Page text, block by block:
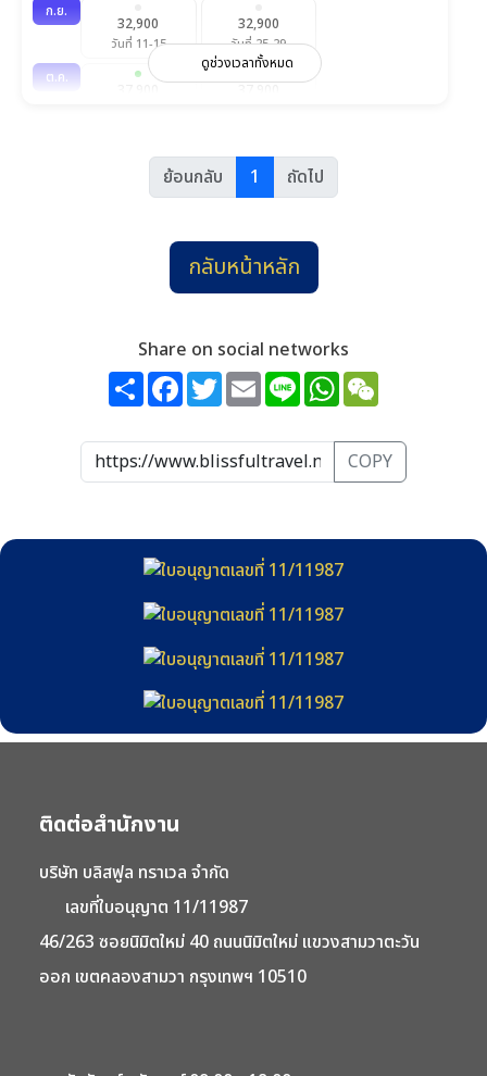
ก.ย.
32,900
วันที่ 11-15
32,900
วันที่ 25-29
ต.ค.
ดูช่วงเวลาทั้งหมด
ย้อนกลับ 1 ถัดไป
กลับหน้าหลัก
Share on social networks
ShareFacebook
TwitterEmailLine WhatsApp
COPY
ติดต่อสำนักงาน
บริษัท บลิสฟูล ทราเวล จำกัด
เลขที่ใบอนุญาต 11/11987
46/263 ซอยนิมิตใหม่ 40 ถนนนิมิตใหม่ แขวงสามวาตะวัน
ออก เขตคลองสามวา กรุงเทพฯ 10510